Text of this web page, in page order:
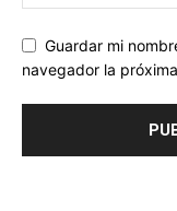
Guardar mi
navegador la